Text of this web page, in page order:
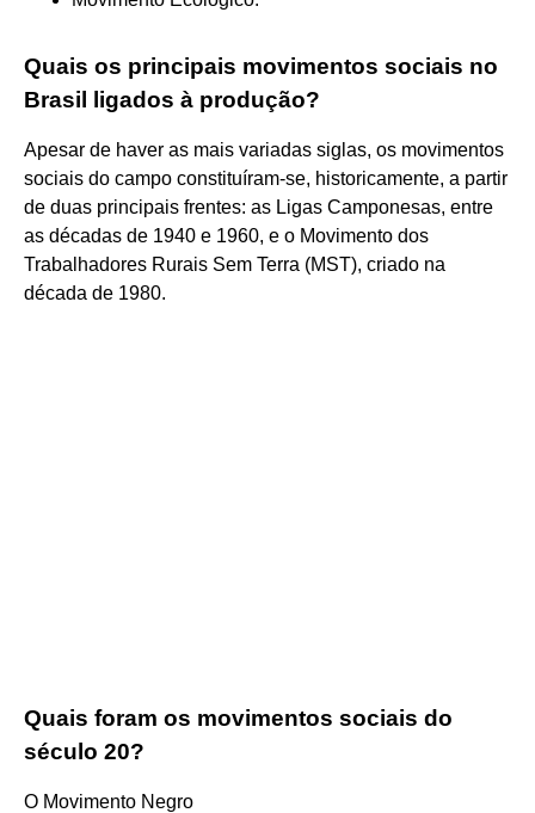
Quais os principais movimentos sociais no
Brasil ligados à produção?
Apesar de haver as mais variadas siglas, os movimentos
sociais do campo constituíram-se, historicamente, a partir
de duas principais frentes: as Ligas Camponesas, entre
as décadas de 1940 e 1960, e o Movimento dos
Trabalhadores Rurais Sem Terra (MST), criado na
década de 1980.
Quais foram os movimentos sociais do
século 20?
O Movimento Negro